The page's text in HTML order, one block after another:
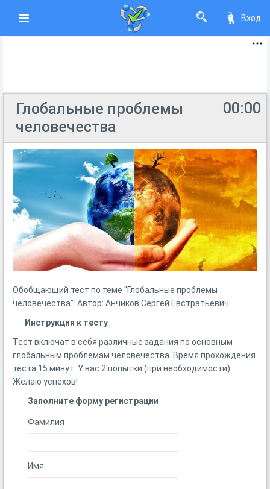
Вход
00:00
Глобальные проблемы
человечества
Обобщающий тест по теме "Глобальные проблемы
человечества". Автор: Анчиков Сергей Евстратьевич
Инструкция к тесту
Тест включат в себя различные задания по основным
глобальным проблемам человечества. Время прохождения
теста 15 минут. У вас 2 попытки (при необходимости).
Желаю успехов!
Заполните форму регистрации
Фамилия
Имя